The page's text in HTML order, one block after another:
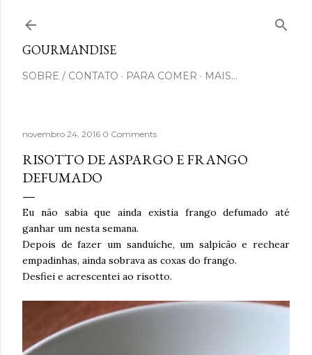
GOURMANDISE
SOBRE / CONTATO PARA COMER MAIS…
novembro 24, 2016 0 Comments
RISOTTO DE ASPARGO E FRANGO
DEFUMADO
Eu não sabia que ainda existia frango defumado até
ganhar um nesta semana.
Depois de fazer um sanduíche, um salpicão e rechear
empadinhas, ainda sobrava as coxas do frango.
Desfiei e acrescentei ao risotto.